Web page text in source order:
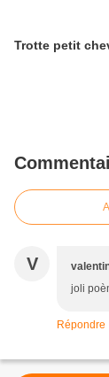
Trotte petit
V
joli
Répondre